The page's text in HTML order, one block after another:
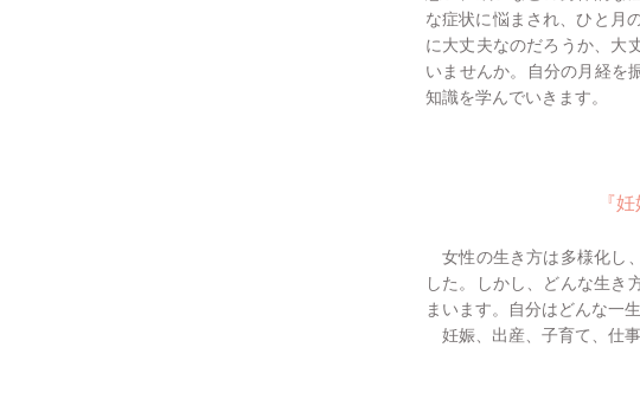
な症状に悩まされ、ひと月
に大丈夫なのだろうか、大
いませんか。自分の月経を
知識を学んでいきます。
『
女性の生き方は多様化し
した。しかし、どんな生き
まいます。自分はどんな一
妊娠、出産、子育て、仕